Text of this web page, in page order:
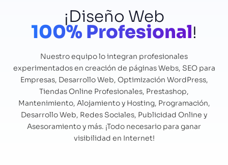
¡Diseño Web
100% Profesional!
Nuestro equipo lo integran profesionales
experimentados en creación de páginas Webs, SEO para
Empresas, Desarrollo Web, Optimización WordPress,
Tiendas Online Profesionales, Prestashop,
Mantenimiento, Alojamiento y Hosting, Programación,
Desarrollo Web, Redes Sociales, Publicidad Online y
Asesoramiento y más. ¡Todo necesario para ganar
visibilidad en Internet!